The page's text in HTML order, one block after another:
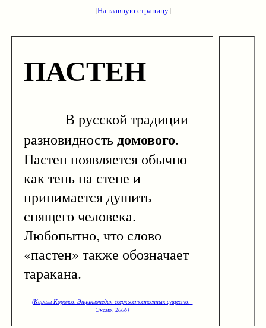
[На главную страницу]
ПАСТЕН
В русской традиции
разновидностьдомового.
Пастен появляется обычно
как тень на стене и
принимается душить
спящего человека.
Любопытно, что слово
«пастен» также обозначает
таракана.
(Кирилл Королев. Энциклопедия сверхъестественных существ. -
Эксмо, 2006)